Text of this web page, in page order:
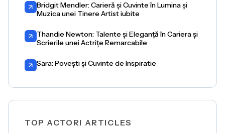
Bridgit Mendler: Carieră și Cuvinte în Lumina și
Muzica unei Tinere Artist iubite
Thandie Newton: Talente și Eleganță în Cariera și
Scrierile unei Actrițe Remarcabile
Sara: Povești și Cuvinte de Inspiratie
TOP ACTORI ARTICLES